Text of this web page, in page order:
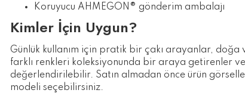
Koruyucu AHMEGON® gönderim ambalajı
Kimler İçin Uygun?
Günlük kullanım için pratik bir çakı arayanlar,
farklı renkleri koleksiyonunda bir araya getirenler
değerlendirilebilir. Satın almadan önce ürün
modeli seçebilirsiniz.